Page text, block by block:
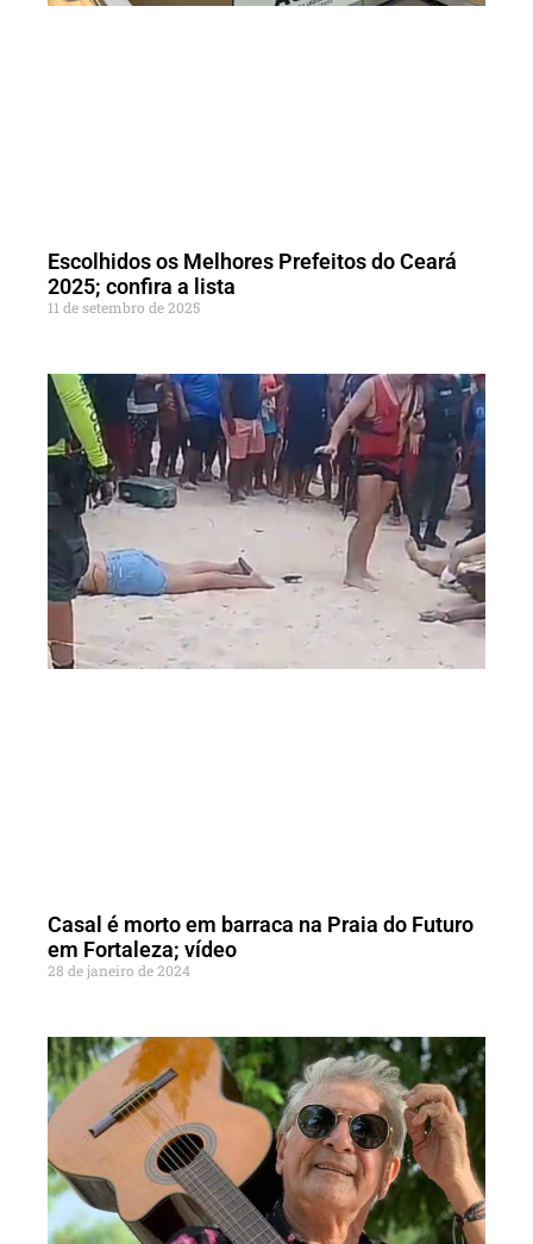
Escolhidos os Melhores Prefeitos do Ceará
2025; confira a lista
11 de setembro de 2025
Casal é morto em barraca na Praia do Futuro
em Fortaleza; vídeo
28 de janeiro de 2024